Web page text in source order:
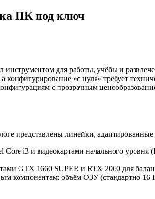
ПК под ключ
для работы, учёбы и
конфигурирование «с нуля» требует
с прозрачным
представлены линейки,
i3 и видеокартами начального
GTX 1660 SUPER и RTX 2060 для
компонентам: объём ОЗУ (стандартно 16